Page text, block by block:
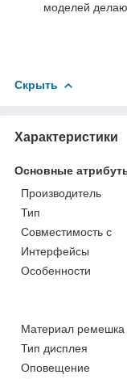
моделей
Скрыть
Характеристики
Основные
Производитель
Тип
Совместимость с
Интерфейсы
Особенности
Материал ремешка
Тип дисплея
Оповещение